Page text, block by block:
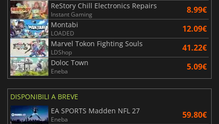
ReStory Chill Electronics Repairs
Instant Gaming 8.99€
Montabi
LOADED 12.09€
Marvel Tokon Fighting Souls
LDShop 41.22€
Doloc Town
Eneba 5.09€
DISPONIBILI A BREVE
EA SPORTS Madden NFL 27
Eneba 59.80€